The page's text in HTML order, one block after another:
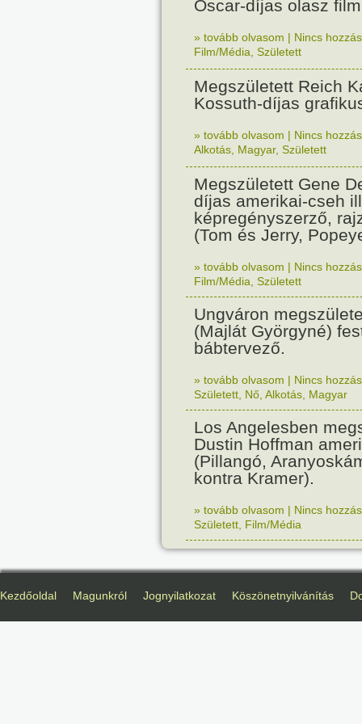
Oscar-díjas olasz
» tovább olvasom | Nincs
Film/Média Született
Megszületett Reich
Kossuth-díjas
» tovább olvasom | Nincs
Alkotás Magyar, Született
Megszületett Gene
díjas amerikai-cseh
képregényszerző,
(Tom és Jerry,
» tovább olvasom | Nincs
Film/Média Született
Ungváron
(Majlát Györgyné)
bábtervező.
» tovább olvasom | Nincs
Született Nő Alkotás Magyar
Los Angelesben
Dustin Hoffman
(Pillangó,
kontra Kramer).
» tovább olvasom | Nincs
Született Film/Média
Kezdőoldal Magunkról Jognyilatkozat Köszönetnyilvánítás